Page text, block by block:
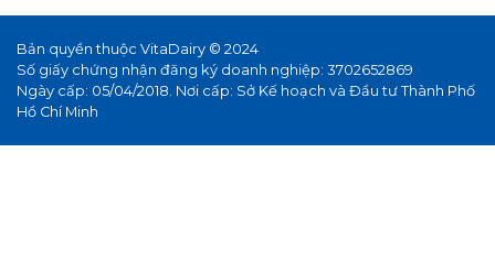
Bản quyền thuộc VitaDairy © 2024
Số giấy chứng nhận đăng ký doanh nghiệp: 3702652869
Ngày cấp: 05/04/2018. Nơi cấp: Sở Kế hoạch và Đầu tư Thành Phố
Hồ Chí Minh